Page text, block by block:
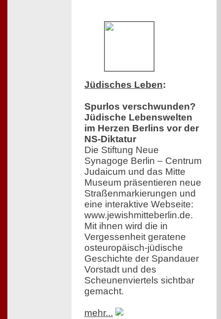
Jüdisches Leben:
Spurlos verschwunden?
Jüdische Lebenswelten
im Herzen Berlins vor der
NS-Diktatur
Die Stiftung Neue
Synagoge Berlin – Centrum
Judaicum und das Mitte
Museum präsentieren neue
Straßenmarkierungen und
eine interaktive Webseite:
www.jewishmitteberlin.de.
Mit ihnen wird die in
Vergessenheit geratene
osteuropäisch-jüdische
Geschichte der Spandauer
Vorstadt und des
Scheunenviertels sichtbar
gemacht.
mehr...